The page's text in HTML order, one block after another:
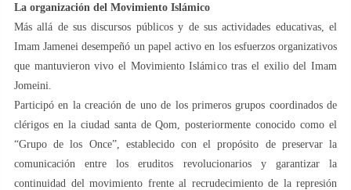
La organización del Movimiento Islámico
Más allá de sus discursos públicos y de sus actividades educativas, el
Imam Jamenei desempeñó un papel activo en los esfuerzos organizativos
que mantuvieron vivo el Movimiento Islámico tras el exilio del Imam
Jomeini.
Participó en la creación de uno de los primeros grupos coordinados de
clérigos en la ciudad santa de Qom, posteriormente conocido como el
“Grupo de los Once”, establecido con el propósito de preservar la
comunicación entre los eruditos revolucionarios y garantizar la
continuidad del movimiento frente al recrudecimiento de la represión